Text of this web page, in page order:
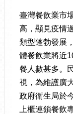
臺灣餐飲業市
高，顯見疫情
類型蓬勃發展
體餐飲業將近
餐人數甚多。
視，為維護廣
政府衛生局於
上櫃連鎖餐飲